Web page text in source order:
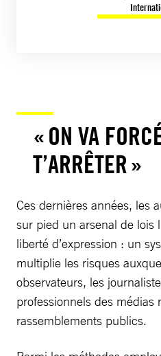
« ON VA
T’ARRÊTER »
Ces dernières années, les
sur pied un arsenal de lois
liberté d’expression : un
multiplie les risques
observateurs, les
professionnels des médias
rassemblements publics.